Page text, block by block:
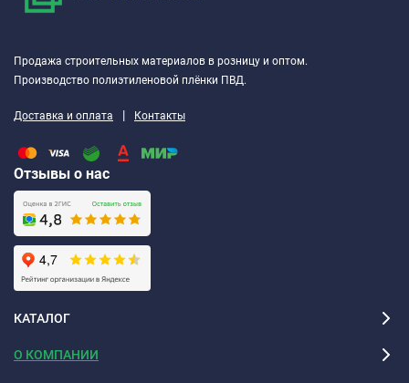
Продажа строительных материалов в розницу и оптом.
Производство полиэтиленовой плёнки ПВД.
Доставка и оплата | Контакты
Отзывы о нас
КАТАЛОГ
О КОМПАНИИ